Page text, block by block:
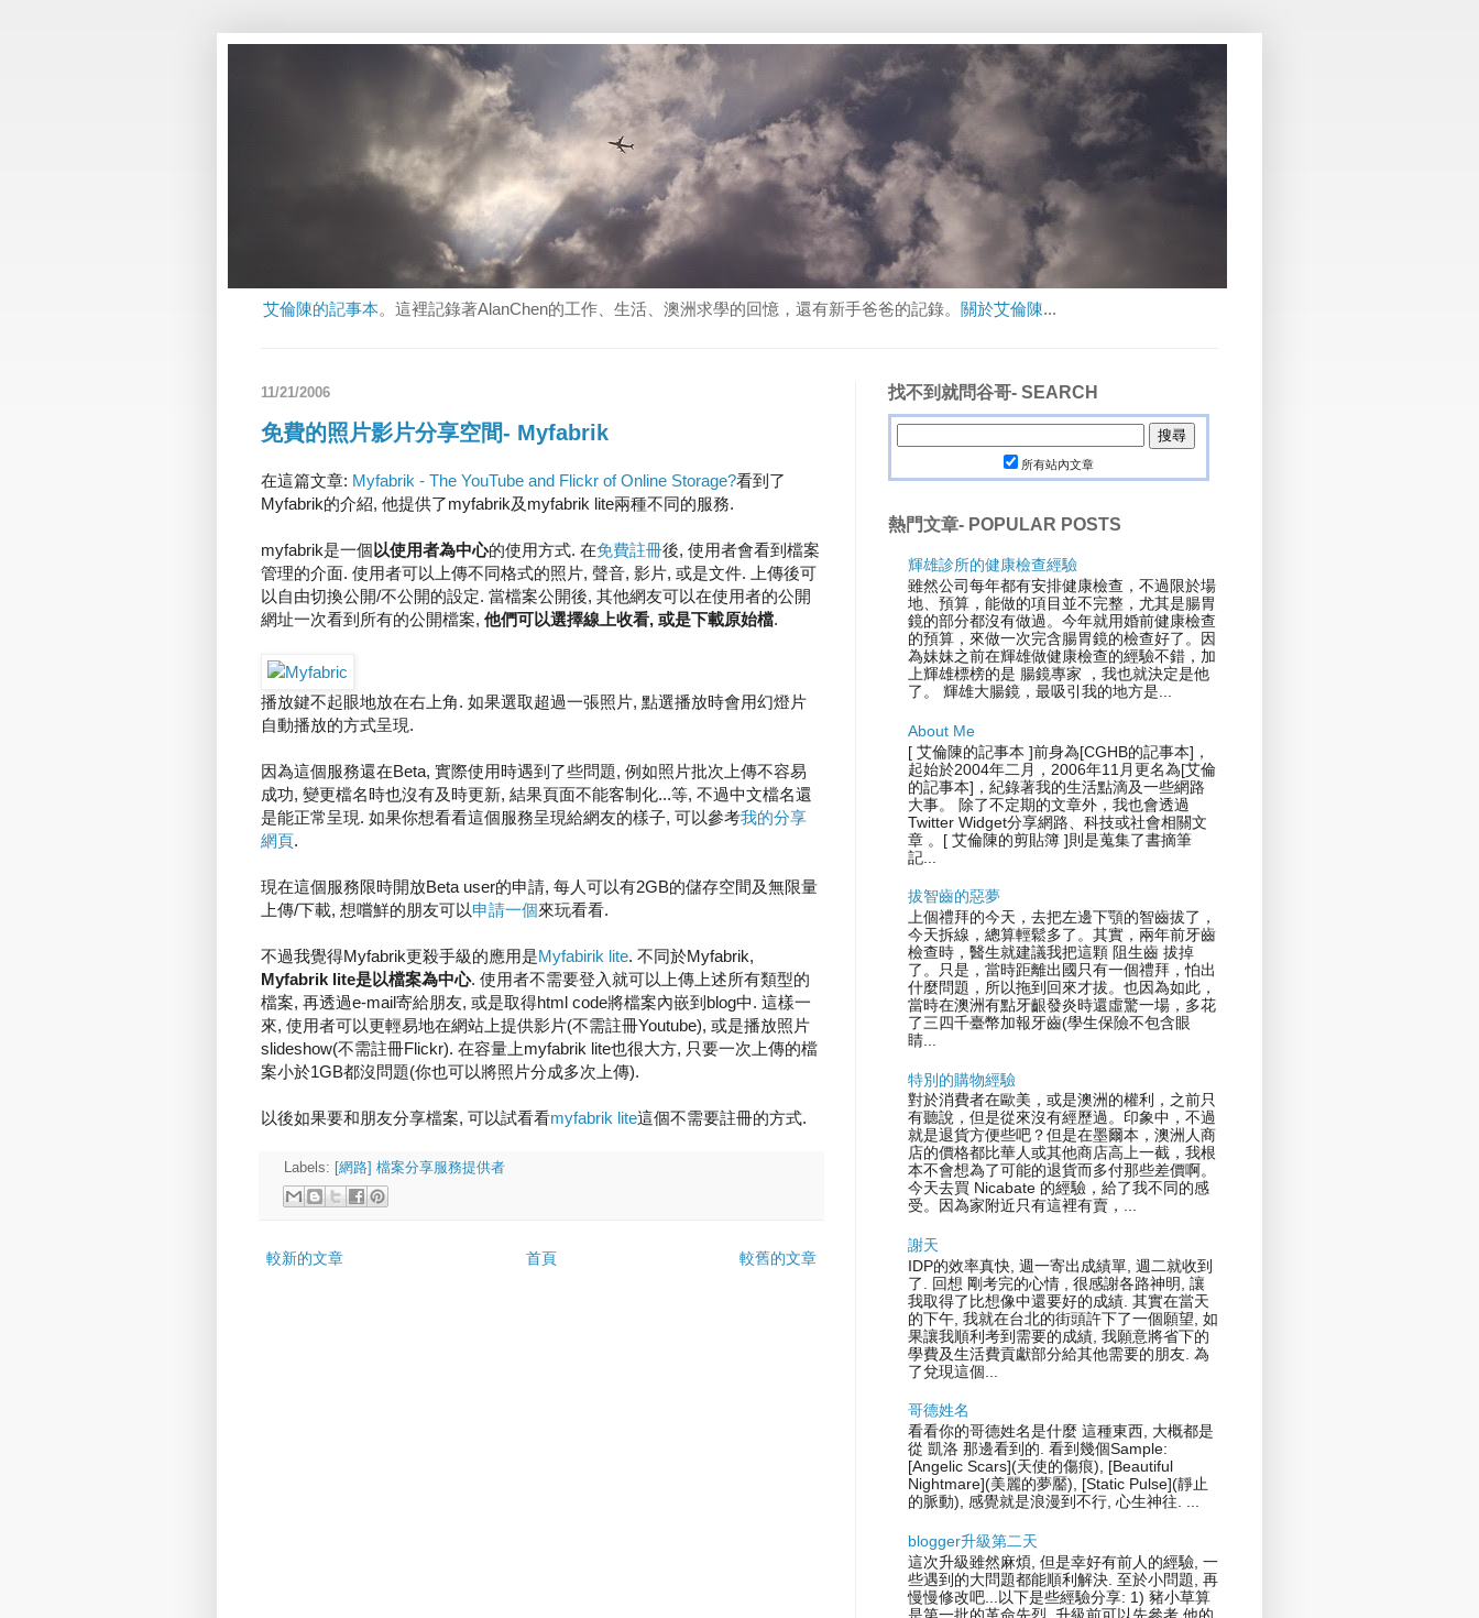
艾倫陳的記事本。這裡記錄著AlanChen的工作、生活、澳洲求學的回憶，還有新手爸爸的記錄。 關於艾倫陳...
11/21/2006
免費的照片影片分享空間- Myfabrik
在這篇文章: Myfabrik - The YouTube and Flickr of Online Storage?看到了
Myfabrik的介紹, 他提供了myfabrik及myfabrik lite兩種不同的服務.
myfabrik是一個 以使用者為中心的使用方式. 在免費註冊後, 使用者會看到檔案
管理的介面. 使用者可以上傳不同格式的照片, 聲音, 影片, 或是文件. 上傳後可
以自由切換公開/不公開的設定. 當檔案公開後, 其他網友可以在使用者的公開
網址一次看到所有的公開檔案, 他們可以選擇線上收看, 或是下載原始檔.
播放鍵不起眼地放在右上角. 如果選取超過一張照片, 點選播放時會用幻燈片
自動播放的方式呈現.
因為這個服務還在Beta, 實際使用時遇到了些問題, 例如照片批次上傳不容易
成功, 變更檔名時也沒有及時更新, 結果頁面不能客制化...等, 不過中文檔名還
是能正常呈現. 如果你想看看這個服務呈現給網友的樣子, 可以參考我的分享
網頁.
現在這個服務限時開放Beta user的申請, 每人可以有2GB的儲存空間及無限量
上傳/下載, 想嚐鮮的朋友可以申請一個來玩看看.
不過我覺得Myfabrik更殺手級的應用是Myfabirik lite. 不同於Myfabrik,
Myfabrik lite是以檔案為中心. 使用者不需要登入就可以上傳上述所有類型的
檔案, 再透過e-mail寄給朋友, 或是取得html code將檔案內嵌到blog中. 這樣一
來, 使用者可以更輕易地在網站上提供影片(不需註冊Youtube), 或是播放照片
slideshow(不需註冊Flickr). 在容量上myfabrik lite也很大方, 只要一次上傳的檔
案小於1GB都沒問題(你也可以將照片分成多次上傳).
以後如果要和朋友分享檔案, 可以試看看myfabrik lite這個不需要註冊的方式.
Labels: [網路] 檔案分享服務提供者
較新的文章 較舊的文章
首頁
找不到就問谷哥- SEARCH
所有站內文章
熱門文章- POPULAR POSTS
輝雄診所的健康檢查經驗
雖然公司每年都有安排健康檢查，不過限於場
地、預算，能做的項目並不完整，尤其是腸胃
鏡的部分都沒有做過。今年就用婚前健康檢查
的預算，來做一次完含腸胃鏡的檢查好了。因
為妹妹之前在輝雄做健康檢查的經驗不錯，加
上輝雄標榜的是 腸鏡專家 ，我也就決定是他
了。 輝雄大腸鏡，最吸引我的地方是...
About Me
[ 艾倫陳的記事本 ]前身為[CGHB的記事本]，
起始於2004年二月，2006年11月更名為[艾倫
的記事本]，紀錄著我的生活點滴及一些網路
大事。 除了不定期的文章外，我也會透過
Twitter Widget分享網路、科技或社會相關文
章 。[ 艾倫陳的剪貼簿 ]則是蒐集了書摘筆
記...
拔智齒的惡夢
上個禮拜的今天，去把左邊下顎的智齒拔了，
今天拆線，總算輕鬆多了。其實，兩年前牙齒
檢查時，醫生就建議我把這顆 阻生齒 拔掉
了。只是，當時距離出國只有一個禮拜，怕出
什麼問題，所以拖到回來才拔。也因為如此，
當時在澳洲有點牙齦發炎時還虛驚一場，多花
了三四千臺幣加報牙齒(學生保險不包含眼
睛...
特別的購物經驗
對於消費者在歐美，或是澳洲的權利，之前只
有聽說，但是從來沒有經歷過。印象中，不過
就是退貨方便些吧？但是在墨爾本，澳洲人商
店的價格都比華人或其他商店高上一截，我根
本不會想為了可能的退貨而多付那些差價啊。
今天去買 Nicabate 的經驗，給了我不同的感
受。因為家附近只有這裡有賣，...
謝天
IDP的效率真快, 週一寄出成績單, 週二就收到
了. 回想 剛考完的心情 , 很感謝各路神明, 讓
我取得了比想像中還要好的成績. 其實在當天
的下午, 我就在台北的街頭許下了一個願望, 如
果讓我順利考到需要的成績, 我願意將省下的
學費及生活費貢獻部分給其他需要的朋友. 為
了兌現這個...
哥德姓名
看看你的哥德姓名是什麼 這種東西, 大概都是
從 凱洛 那邊看到的. 看到幾個Sample:
[Angelic Scars](天使的傷痕), [Beautiful
Nightmare](美麗的夢靨), [Static Pulse](靜止
的脈動), 感覺就是浪漫到不行, 心生神往. ...
blogger升級第二天
這次升級雖然麻煩, 但是幸好有前人的經驗, 一
些遇到的大問題都能順利解決. 至於小問題, 再
慢慢修改吧...以下是些經驗分享: 1) 豬小草算
是第一批的革命先烈, 升級前可以先參考 他的